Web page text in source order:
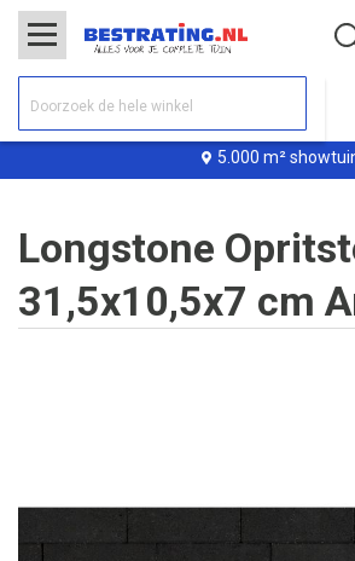
5.000 m² showtuin
Longstone
31,5x10,5x7 cm